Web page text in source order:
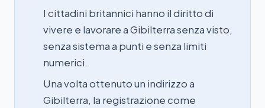
I cittadini britannici hanno il diritto di
vivere e lavorare a Gibilterra senza visto,
senza sistema a punti e senza limiti
numerici.
Una volta ottenuto un indirizzo a
Gibilterra, la registrazione come